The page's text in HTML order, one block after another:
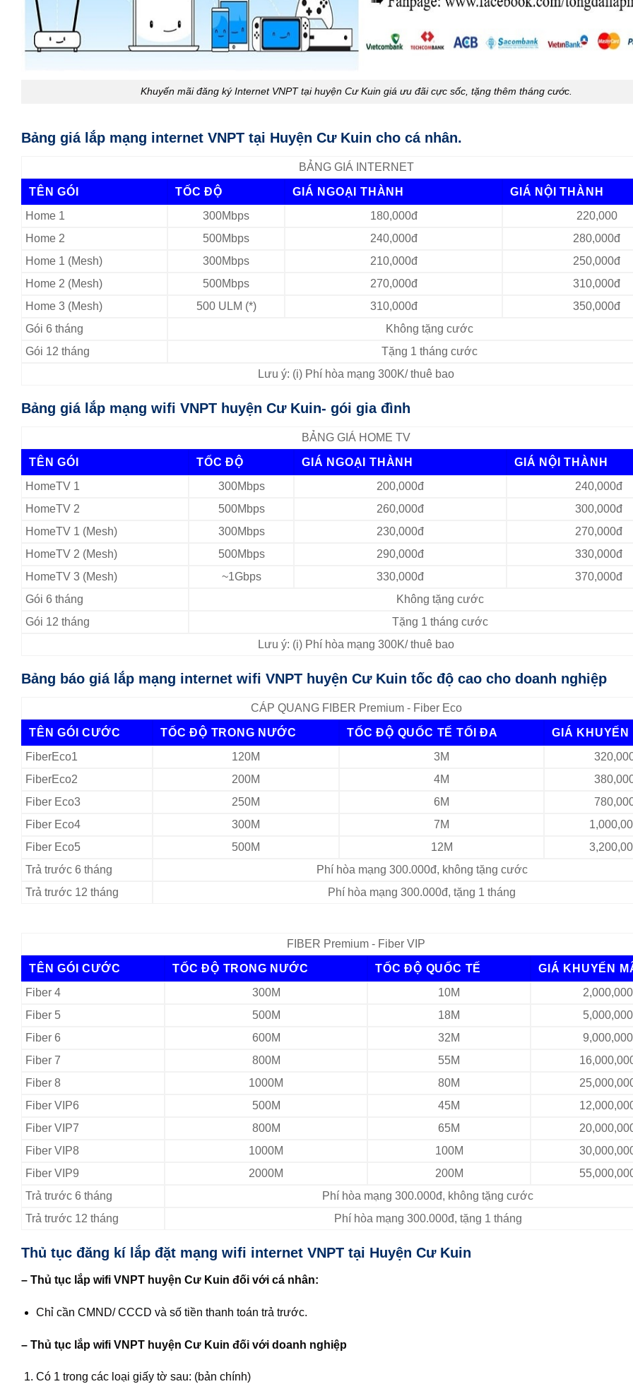
Khuyến mãi đăng ký Internet VNPT tại huyện Cư Kuin giá ưu đãi cực sốc, tặng thêm tháng cước.
Bảng giá lắp mạng internet VNPT tại Huyện Cư Kuin cho cá nhân.
BẢNG GIÁ INTERNET
TÊN GÓI TỐC ĐỘ GIÁ NGOẠI THÀNH
GIÁ NỘI THÀNH
Home 1
300Mbps 180,000đ
220,000
Home 2
500Mbps 240,000đ
280,000đ
Home 1 (Mesh)
300Mbps 210,000đ
250,000đ
Home 2 (Mesh)
500Mbps 270,000đ
310,000đ
Home 3 (Mesh)
500 ULM (*) 310,000đ
350,000đ
Gói 6 tháng
Không tặng cước
Gói 12 tháng
Tặng 1 tháng cước
Lưu ý: (i) Phí hòa mạng 300K/ thuê bao
Bảng giá lắp mạng wifi VNPT huyện Cư Kuin- gói gia đình
BẢNG GIÁ HOME TV
TÊN GÓI TỐC ĐỘ GIÁ NGOẠI THÀNH
GIÁ NỘI THÀNH
HomeTV 1
300Mbps 200,000đ
240,000đ
HomeTV 2
500Mbps 260,000đ
300,000đ
HomeTV 1 (Mesh)
300Mbps 230,000đ
270,000đ
HomeTV 2 (Mesh)
500Mbps 290,000đ
330,000đ
HomeTV 3 (Mesh)
~1Gbps 330,000đ
370,000đ
Gói 6 tháng
Không tặng cước
Gói 12 tháng
Tặng 1 tháng cước
Lưu ý: (i) Phí hòa mạng 300K/ thuê bao
Bảng báo giá lắp mạng internet wifi VNPT huyện Cư Kuin tốc độ cao cho doanh nghiệp
CÁP QUANG FIBER Premium - Fiber Eco
TÊN GÓI CƯỚC TỐC ĐỘ TRONG NƯỚC TỐC ĐỘ QUỐC TẾ TỐI ĐA
GIÁ KHUYẾN
FiberEco1
120M 3M
FiberEco2
200M 4M
Fiber Eco3
250M 6M
Fiber Eco4
300M 7M
Fiber Eco5
500M 12M
Trả trước 6 tháng
Phí hòa mạng 300.000đ, không tặng cước
Trả trước 12 tháng
Phí hòa mạng 300.000đ, tặng 1 tháng
FIBER Premium - Fiber VIP
TÊN GÓI CƯỚC TỐC ĐỘ TRONG NƯỚC TỐC ĐỘ QUỐC TẾ
GIÁ KHUYẾN
Fiber 4
300M 10M
Fiber 5
500M 18M
Fiber 6
600M 32M
Fiber 7
800M 55M
Fiber 8
1000M 80M
Fiber VIP6
500M 45M
Fiber VIP7
800M 65M
Fiber VIP8
1000M 100M
Fiber VIP9
2000M 200M
Trả trước 6 tháng
Phí hòa mạng 300.000đ, không tặng cước
Trả trước 12 tháng
Phí hòa mạng 300.000đ, tặng 1 tháng
Thủ tục đăng kí lắp đặt mạng wifi internet VNPT tại Huyện Cư Kuin
– Thủ tục lắp wifi VNPT huyện Cư Kuin đối với cá nhân:
Chỉ cần CMND/ CCCD và số tiền thanh toán trả trước.
– Thủ tục lắp wifi VNPT huyện Cư Kuin đối với doanh nghiệp
Có 1 trong các loại giấy tờ sau: (bản chính)